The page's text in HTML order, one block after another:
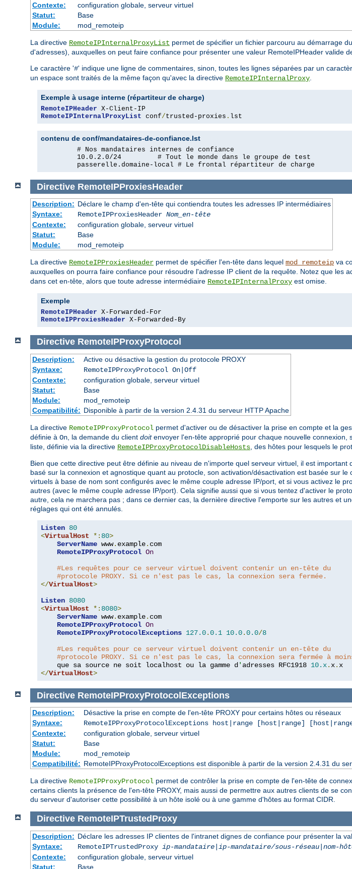
Contexte:
configuration globale, serveur virtuel
Statut:
Base
Module:
mod_remoteip
La directive RemoteIPInternalProxyList permet de spécifier un fichier parcouru au démarrage
d'adresses), auxquelles on peut faire confiance pour présenter une valeur RemoteIPHeader valide
Le caractère '#' indique une ligne de commentaires, sinon, toutes les lignes séparées par un
un espace sont traités de la même façon qu'avec la directive RemoteIPInternalProxy
Exemple à usage interne (répartiteur de charge)
RemoteIPHeader
RemoteIPInternalProxyList conf/trusted-proxies . lst
contenu de conf/mandataires-de-confiance.lst
         # Nos mandataires internes de confiance
         10.0.2.0/24         # Tout le monde dans le groupe de test
         passerelle.domaine-local # Le frontal répartiteur de charge
Directive RemoteIPProxiesHeader
Description: Déclare le champ d'en-tête qui contiendra toutes les adresses IP intermédiaires
Syntaxe:
RemoteIPProxiesHeader Nom_en-tête
Contexte:
configuration globale, serveur virtuel
Statut:
Base
Module:
mod_remoteip
La directive RemoteIPProxiesHeader permet de spécifier l'en-tête dans lequel mod_remoteip va
auxquelles on pourra faire confiance pour résoudre l'adresse IP client de la requête. Notez que les
dans cet en-tête, alors que toute adresse intermédiaire RemoteIPInternalProxy est omise.
Exemple
RemoteIPHeader
RemoteIPProxiesHeader X-Forwarded-By
Directive RemoteIPProxyProtocol
Description:
Active ou désactive la gestion du protocole PROXY
Syntaxe:
RemoteIPProxyProtocol On|Off
Contexte:
configuration globale, serveur virtuel
Statut:
Base
Module:
mod_remoteip
Compatibilité: Disponible à partir de la version 2.4.31 du serveur HTTP Apache
La directive RemoteIPProxyProtocol permet d'activer ou de désactiver la prise en compte et la
définie à On , la demande du client doitenvoyer l'en-tête approprié pour chaque nouvelle
liste, définie via la directive RemoteIPProxyProtocolDisableHosts , des hôtes pour lesquels le
Bien que cette directive peut être définie au niveau de n'importe quel serveur virtuel, il est
basé sur la connexion et agnostique quant au protocle, son activation/désactivation est basée sur
virtuels à base de nom sont configurés avec le même couple adresse IP/port, et si vous activez le
autres (avec le même couple adresse IP/port). Cela signifie aussi que si vous tentez d'activer le
autre, cela ne marchera pas ; dans ce dernier cas, la dernière directive l'emporte sur les autres et
réglages qui ont été annulés.
Listen 80
<VirtualHost *: 80>
ServerName www. example. com
RemoteIPProxyProtocol On
#Les requêtes pour ce serveur virtuel doivent contenir un en-tête du
#protocole PROXY. Si ce n'est pas le cas, la connexion sera fermée.
</VirtualHost>
Listen 8080
<VirtualHost *: 8080>
ServerName www. example. com
RemoteIPProxyProtocol On
RemoteIPProxyProtocolExceptions 127.0.0.1 10.0.0.0/8
#Les requêtes pour ce serveur virtuel doivent contenir un en-tête du
#protocole PROXY. Si ce n'est pas le cas, la connexion sera fermée à
    que sa source ne soit localhost ou la gamme d
' adresses RFC1918 10.x. x.
</VirtualHost>
Directive RemoteIPProxyProtocolExceptions
Description:
Désactive la prise en compte de l'en-tête PROXY pour certains hôtes ou réseaux
Syntaxe:
RemoteIPProxyProtocolExceptions host|range [host|range]
Contexte:
configuration globale, serveur virtuel
Statut:
Base
Module:
mod_remoteip
Compatibilité: RemoteIPProxyProtocolExceptions est disponible à partir de la version 2.4.31 du
La directive RemoteIPProxyProtocol permet de contrôler la prise en compte de l'en-tête de
certains clients la présence de l'en-tête PROXY, mais aussi de permettre aux autres clients de se
du serveur d'autoriser cette possibilité à un hôte isolé ou à une gamme d'hôtes au format CIDR.
Directive RemoteIPTrustedProxy
Description: Déclare les adresses IP clientes de l'intranet dignes de confiance pour présenter la
Syntaxe:
RemoteIPTrustedProxy ip-mandataire|ip-mandataire/sous-réseau|nom-
Contexte:
configuration globale, serveur virtuel
Statut:
Base